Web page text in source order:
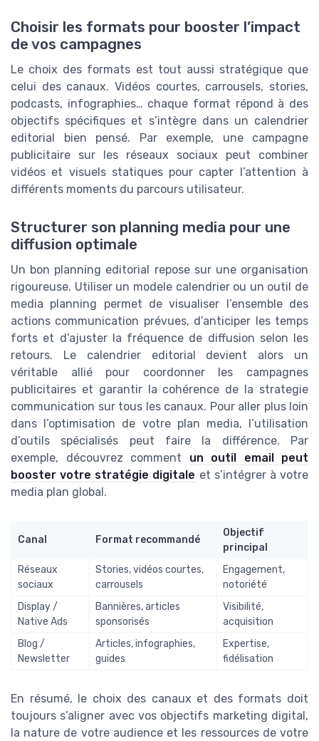
Choisir les formats pour booster l’impact
de vos campagnes
Le choix des formats est tout aussi stratégique que
celui des canaux. Vidéos courtes, carrousels, stories,
podcasts, infographies… chaque format répond à des
objectifs spécifiques et s’intègre dans un calendrier
editorial bien pensé. Par exemple, une campagne
publicitaire sur les réseaux sociaux peut combiner
vidéos et visuels statiques pour capter l’attention à
différents moments du parcours utilisateur.
Structurer son planning media pour une
diffusion optimale
Un bon planning editorial repose sur une organisation
rigoureuse. Utiliser un modele calendrier ou un outil de
media planning permet de visualiser l’ensemble des
actions communication prévues, d’anticiper les temps
forts et d’ajuster la fréquence de diffusion selon les
retours. Le calendrier editorial devient alors un
véritable allié pour coordonner les campagnes
publicitaires et garantir la cohérence de la strategie
communication sur tous les canaux. Pour aller plus loin
dans l’optimisation de votre plan media, l’utilisation
d’outils spécialisés peut faire la différence. Par
exemple, découvrez comment un outil email peut
booster votre stratégie digitale et s’intégrer à votre
media plan global.
Canal Format recommandé
Objectif
principal
Réseaux
sociaux
Stories, vidéos courtes,
carrousels
Engagement,
notoriété
Display /
Native Ads
Bannières, articles
sponsorisés
Visibilité,
acquisition
Blog /
Newsletter
Articles, infographies,
guides
Expertise,
fidélisation
En résumé, le choix des canaux et des formats doit
toujours s’aligner avec vos objectifs marketing digital,
la nature de votre audience et les ressources de votre